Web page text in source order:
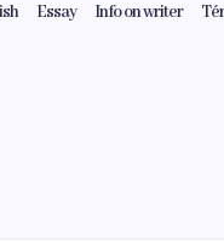
Essay Info on writer